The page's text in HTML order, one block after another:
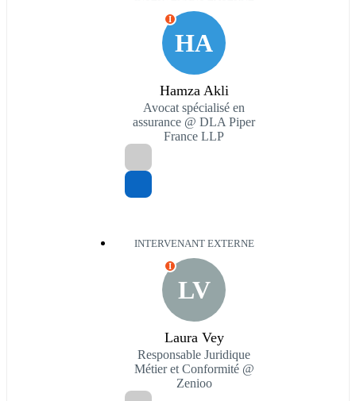
HA
I
Hamza Akli
Avocat spécialisé en
assurance @ DLA Piper
France LLP
INTERVENANT EXTERNE
LV
I
Laura Vey
Responsable Juridique
Métier et Conformité @
Zenioo